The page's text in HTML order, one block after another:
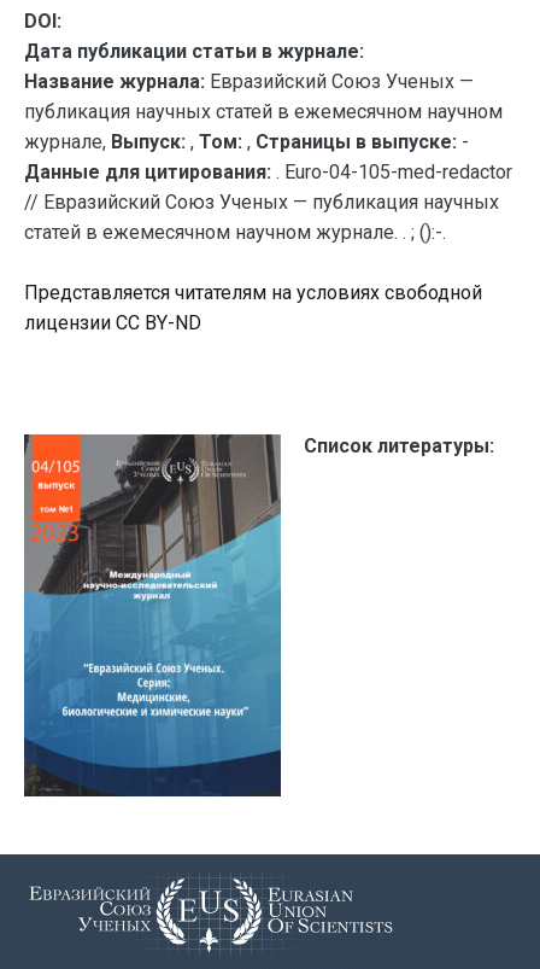
DOI:
Дата публикации статьи в журнале:
Название журнала: Евразийский Союз Ученых —
публикация научных статей в ежемесячном научном
журнале, Выпуск: , Том: , Страницы в выпуске: -
Данные для цитирования: . Euro-04-105-med-redactor
// Евразийский Союз Ученых — публикация научных
статей в ежемесячном научном журнале. . ; ():-.
Представляется читателям на условиях свободной
лицензии CC BY-ND
Список литературы: